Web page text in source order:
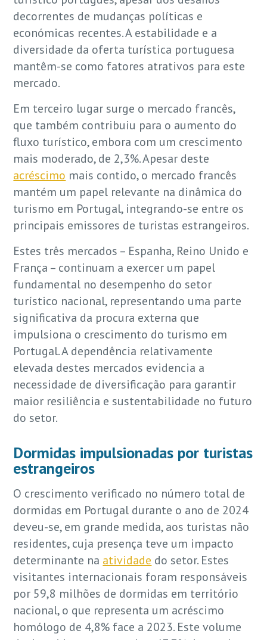
decorrentes de mudanças políticas e
económicas recentes. A estabilidade e a
diversidade da oferta turística portuguesa
mantêm-se como fatores atrativos para este
mercado.
Em terceiro lugar surge o mercado francês,
que também contribuiu para o aumento do
fluxo turístico, embora com um crescimento
mais moderado, de 2,3%. Apesar deste
acréscimo mais contido, o mercado francês
mantém um papel relevante na dinâmica do
turismo em Portugal, integrando-se entre os
principais emissores de turistas estrangeiros.
Estes três mercados – Espanha, Reino Unido e
França – continuam a exercer um papel
fundamental no desempenho do setor
turístico nacional, representando uma parte
significativa da procura externa que
impulsiona o crescimento do turismo em
Portugal. A dependência relativamente
elevada destes mercados evidencia a
necessidade de diversificação para garantir
maior resiliência e sustentabilidade no futuro
do setor.
Dormidas impulsionadas por turistas
estrangeiros
O crescimento verificado no número total de
dormidas em Portugal durante o ano de 2024
deveu-se, em grande medida, aos turistas não
residentes, cuja presença teve um impacto
determinante na atividade do setor. Estes
visitantes internacionais foram responsáveis
por 59,8 milhões de dormidas em território
nacional, o que representa um acréscimo
homólogo de 4,8% face a 2023. Este volume